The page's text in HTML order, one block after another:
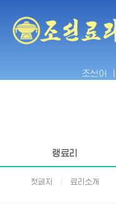
조선어 |
랭료리
첫페지 료리소개